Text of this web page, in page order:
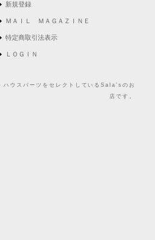
新規登録
ＭＡＩＬ ＭＡＧＡＺＩＮＥ
特定商取引法表示
ＬＯＧＩＮ
ハウスパーツをセレクトしているSala'sのお
店です。